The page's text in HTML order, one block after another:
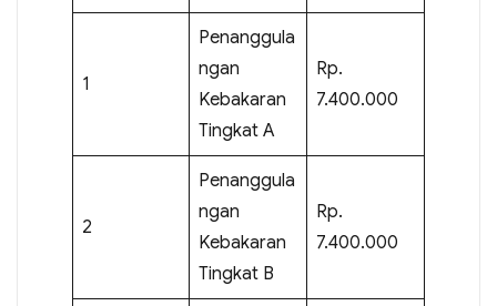
1
Penanggula
ngan
Kebakaran
Tingkat A
Rp.
7.400.000
2
Penanggula
ngan
Kebakaran
Tingkat B
Rp.
7.400.000